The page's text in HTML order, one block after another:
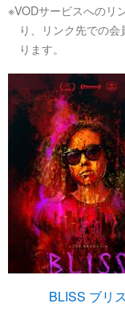
※VODサービスへのリ
り、リンク先での
ります。
BLISS ブリス